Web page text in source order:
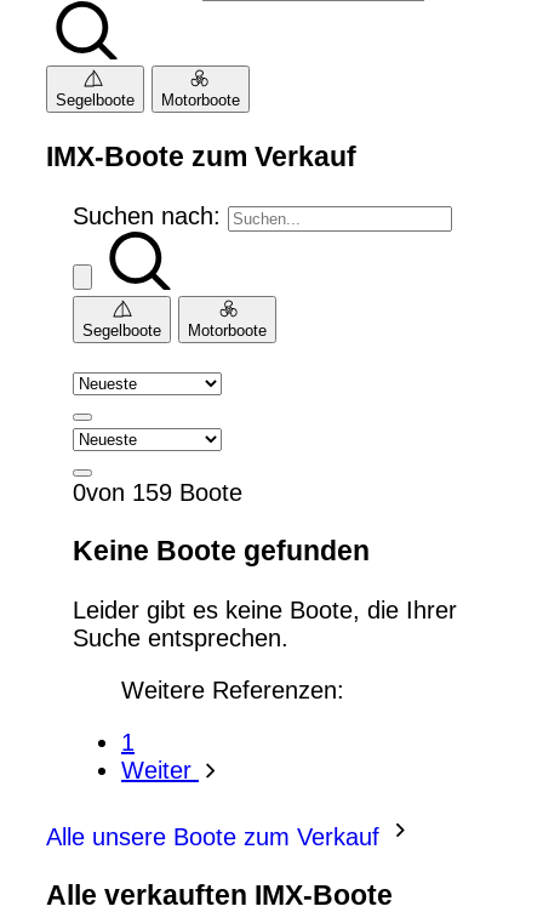
Segelboote Motorboote
IMX-Boote zum Verkauf
Suchen nach:
Segelboote Motorboote
0von 159 Boote
Keine Boote gefunden
Leider gibt es keine Boote, die Ihrer
Suche entsprechen.
Weitere Referenzen:
1
Weiter
Alle unsere Boote zum Verkauf
Alle verkauften IMX-Boote